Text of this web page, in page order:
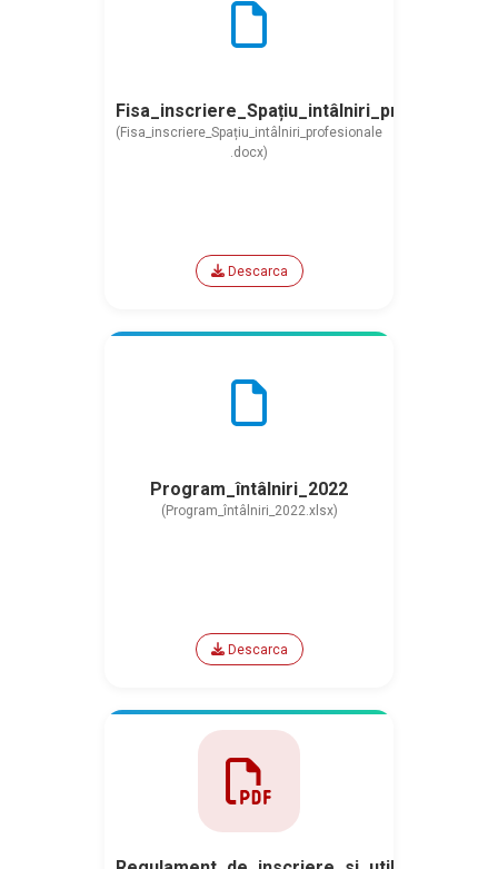
(Fisa_inscriere_Spațiu_intâlniri_profesionale
.docx)
Descarca
Program_întâlniri_2022
(Program_întâlniri_2022.xlsx)
Descarca